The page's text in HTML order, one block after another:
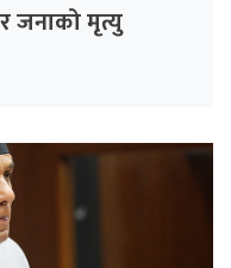
जनाको मृत्यु